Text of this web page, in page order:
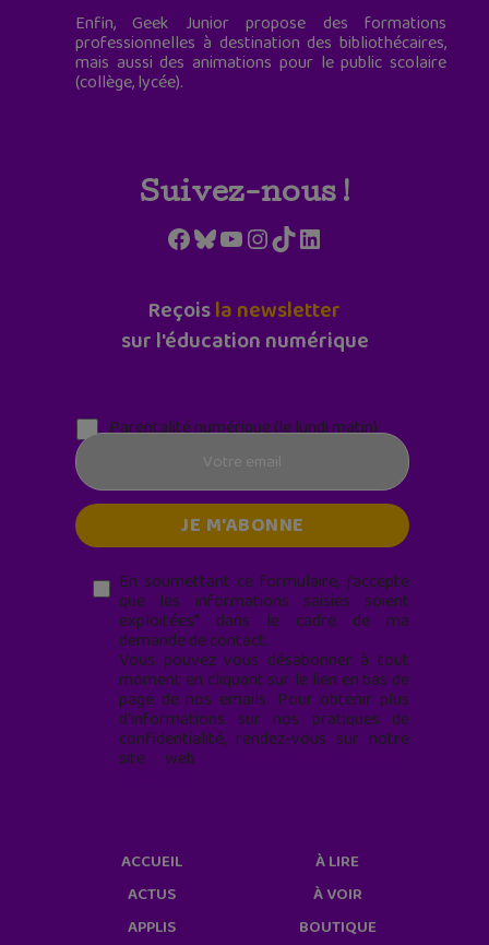
Enfin, Geek Junior propose des formations
professionnelles à destination des bibliothécaires,
mais aussi des animations pour le public scolaire
(collège, lycée).
Suivez-nous !
Facebook
Bluesky
YouTube
Instagram
TikTokLinkedIn
Reçoisla newsletter
sur l'éducation numérique
Parentalité numérique (le lundi matin)
En soumettant ce formulaire, j’accepte
que les informations saisies soient
exploitées* dans le cadre de ma
demande de contact.
Vous pouvez vous désabonner à tout
moment en cliquant sur le lien en bas de
page de nos emails. Pour obtenir plus
d'informations sur nos pratiques de
confidentialité, rendez-vous sur notre
site web
ACCUEIL
ACTUS
APPLIS
À LIRE
À VOIR
BOUTIQUE